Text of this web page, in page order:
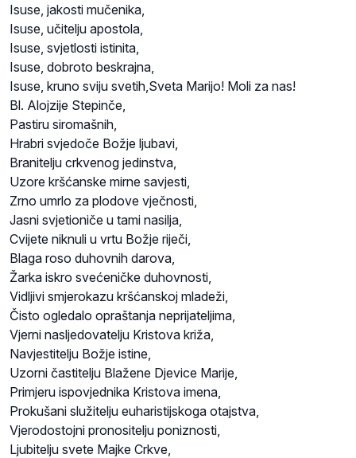
Isuse, jakosti mučenika,
Isuse, učitelju apostola,
Isuse, svjetlosti istinita,
Isuse, dobroto beskrajna,
Isuse, kruno sviju svetih,Sveta Marijo! Moli za nas!
Bl. Alojzije Stepinče,
Pastiru siromašnih,
Hrabri svjedoče Božje ljubavi,
Branitelju crkvenog jedinstva,
Uzore kršćanske mirne savjesti,
Zrno umrlo za plodove vječnosti,
Jasni svjetioniče u tami nasilja,
Cvijete niknuli u vrtu Božje riječi,
Blaga roso duhovnih darova,
Žarka iskro svećeničke duhovnosti,
Vidljivi smjerokazu kršćanskoj mladeži,
Čisto ogledalo opraštanja neprijateljima,
Vjerni nasljedovatelju Kristova križa,
Navjestitelju Božje istine,
Uzorni častitelju Blažene Djevice Marije,
Primjeru ispovjednika Kristova imena,
Prokušani služitelju euharistijskoga otajstva,
Vjerodostojni pronositelju poniznosti,
Ljubitelju svete Majke Crkve,